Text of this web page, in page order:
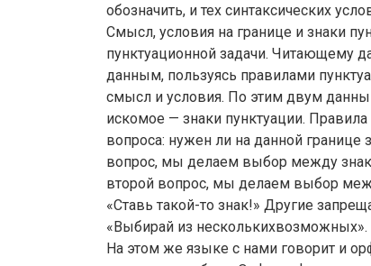
обозначить, и тех синтаксических
Смысл, условия на границе и знаки
пунктуационной задачи. Читающему
данным, пользуясь правилами
смысл и условия. По этим двум
искомое — знаки пунктуации.
вопроса: нужен ли на данной границе
вопрос, мы делаем выбор между
второй вопрос, мы делаем выбор
«Ставь такой-то знак!» Другие
«Выбирай из несколькихвозможных».
На этом же языке с нами говорит и